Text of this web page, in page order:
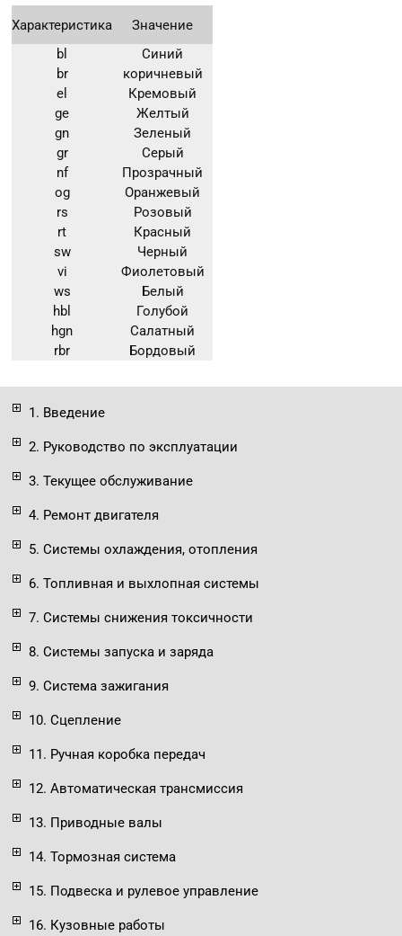
1. Введение
2. Руководство по эксплуатации
3. Текущее обслуживание
4. Ремонт двигателя
5. Системы охлаждения, отопления
6. Топливная и выхлопная системы
7. Системы снижения токсичности
8. Системы запуска и заряда
9. Система зажигания
10. Сцепление
11. Ручная коробка передач
12. Автоматическая трансмиссия
13. Приводные валы
14. Тормозная система
15. Подвеска и рулевое управление
16. Кузовные работы
Характеристика
Значение
bl
Синий
br
коричневый
el
Кремовый
ge
Желтый
gn
Зеленый
gr
Серый
nf
Прозрачный
og
Оранжевый
rs
Розовый
rt
Красный
sw
Черный
vi
Фиолетовый
ws
Белый
hbl
Голубой
hgn
Салатный
rbr
Бордовый